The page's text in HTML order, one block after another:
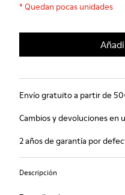
*Quedan pocas unidades
Envío gratuito a partir de
Cambios y devoluciones en
2 años de garantía por
Descripción